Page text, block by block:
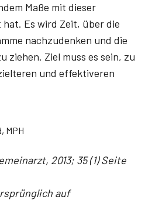
Maße mit dieser
Es wird Zeit, über die
nachzudenken und die
ziehen. Ziel muss es sein, zu
und effektiveren
MPH
2013; 35 (1) Seite
auf